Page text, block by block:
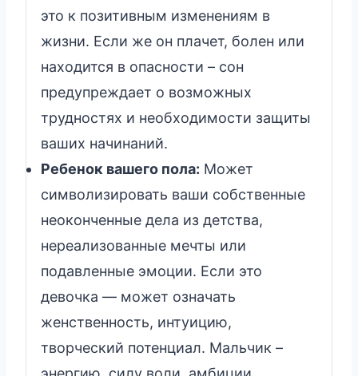
это к позитивным изменениям в
жизни. Если же он плачет, болен или
находится в опасности – сон
предупреждает о возможных
трудностях и необходимости защиты
ваших начинаний.
Ребенок вашего пола: Может
символизировать ваши собственные
неоконченные дела из детства,
нереализованные мечты или
подавленные эмоции. Если это
девочка — может означать
женственность, интуицию,
творческий потенциал. Мальчик –